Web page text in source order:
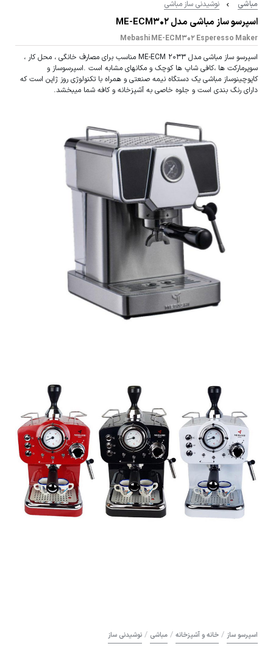
مباشی نوشیدنی ساز مباشی
اسپرسو ساز مباشی مدل ME-ECM302
Mebashi ME-ECM302 Esperesso Maker
اسپرسو ساز مباشی مدل ME-ECM 2033 مناسب برای مصارف خانگی ، محل کار ،
سوپرمارکت ها ،کافی شاپ ها کوچک و مکانهای مشابه است .اسپرسوساز و
کاپوچینوساز مباشی یک دستگاه نیمه صنعتی و همراه با تکنولوژی روز ژاپن است که
دارای رنگ بندی است و جلوه خاصی به آشپزخانه و کافه شما میبخشد.
اسپرسو ساز / خانه و آشپزخانه / مباشی / نوشیدنی ساز